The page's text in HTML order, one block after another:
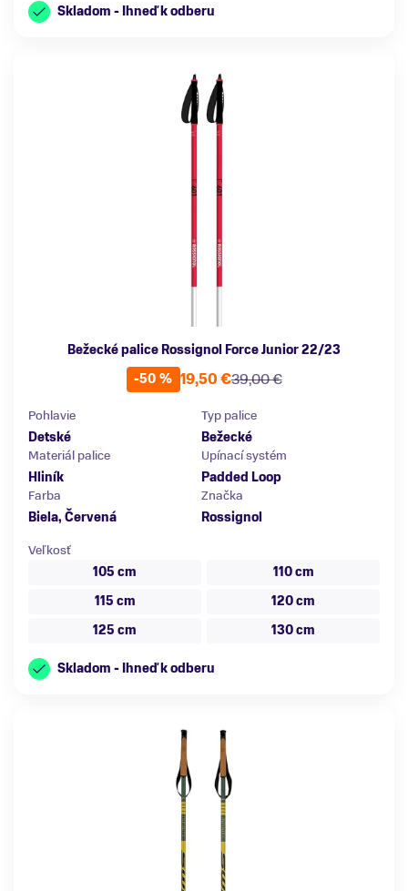
Skladom - Ihneď k odberu
Bežecké palice Rossignol Force Junior 22/23
-50 %
39,00 €
19,50 €
Pohlavie
Detské
Typ palice
Bežecké
Materiál palice
Hliník
Upínací systém
Padded Loop
Farba
Biela, Červená
Značka
Rossignol
Veľkosť
105 cm
110 cm
115 cm
120 cm
125 cm
130 cm
Skladom - Ihneď k odberu